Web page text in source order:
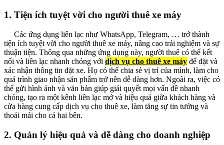
1. Tiện ích tuyệt vời cho người thuê xe máy
Các ứng dụng liên lạc như WhatsApp, Telegram, … trở thành
tiện ích tuyệt vời cho người thuê xe máy, nâng cao trải nghiệm và sự
thuận tiện. Thông qua những ứng dụng này, người thuê có thể kết
nối và liên lạc nhanh chóng với dịch vụ cho thuê xe máy để đặt và
xác nhận thông tin đặt xe. Họ có thể chia sẻ vị trí của mình, làm cho
quá trình giao nhận sản phẩm trở nên dễ dàng hơn. Ngoài ra, việc có
thể gửi hình ảnh và văn bản giúp giải quyết mọi vấn đề nhanh
chóng, tạo ra một kênh liên lạc mở và hiệu quả giữa khách hàng và
cửa hàng cung cấp dịch vụ cho thuê xe, làm tăng sự tin tưởng và
thoải mái cho cả hai bên.
2. Quản lý hiệu quả và dễ dàng cho doanh nghiệp